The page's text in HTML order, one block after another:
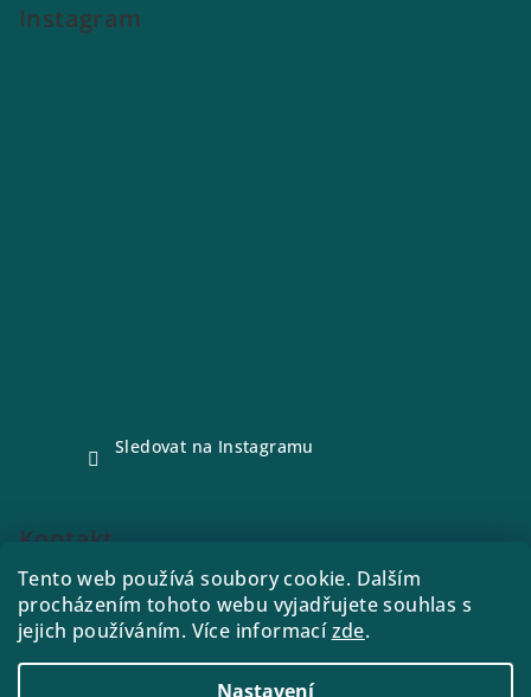
Tento web používá soubory cookie. Dalším
procházením tohoto webu vyjadřujete souhlas s
jejich používáním. Více informacízde.
Nastavení
Instagram
Sledovat na Instagramu
Kontakt
e-shop @ drink21.cz
773288221